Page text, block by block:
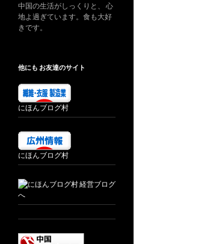
中国の生活がしっくりと、 心
地よ過ぎています。食も大好
きです。
他にも お友達のサイト
にほんブログ村
にほんブログ村